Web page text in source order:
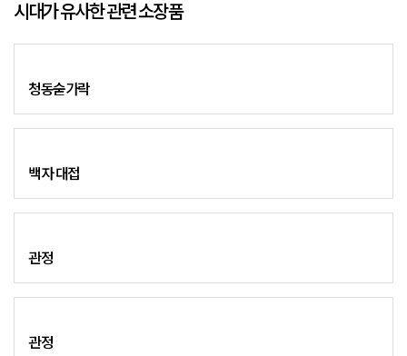
시대가 유사한 관련 소장품
청동숟가락
백자 대접
관정
관정